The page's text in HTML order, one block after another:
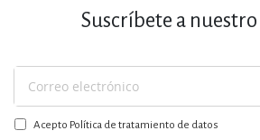
Suscríbete a
Suscríbase
a
nuestroAcepto Política de tratamiento de datos